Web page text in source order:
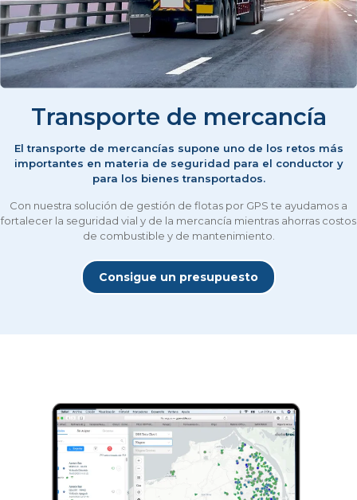
Transporte de mercancía
El transporte de mercancías supone uno de los retos más
importantes en materia de seguridad para el conductor y
para los bienes transportados.
Con nuestra solución de gestión de flotas por GPS te ayudamos a
fortalecer la seguridad vial y de la mercancía mientras ahorras costos
de combustible y de mantenimiento.
Consigue un presupuesto